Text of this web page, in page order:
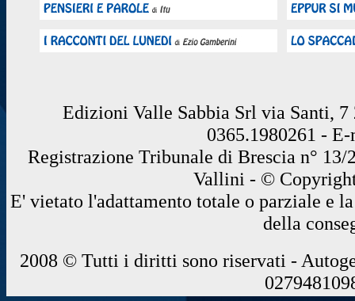
Edizioni Valle Sabbia Srl via Santi, 7
0365.1980261 -
Registrazione Tribunale di Brescia n°
Vallini - ©
E' vietato l'adattamento totale o parziale e
della
2008 © Tutti i diritti sono riservati -